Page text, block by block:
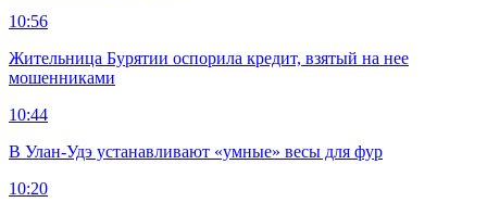
10:56
Жительница Бурятии оспорила кредит, взятый на нее
мошенниками
10:44
В Улан-Удэ устанавливают «умные» весы для фур
10:20